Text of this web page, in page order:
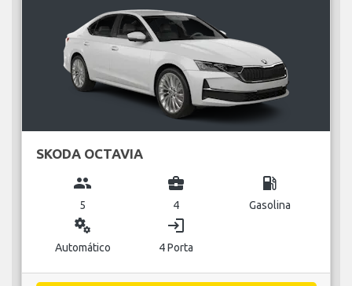
SKODA OCTAVIA
group
5
business_center
4
local_gas_station
Gasolina
miscellaneous_services
Automático
login
4 Porta